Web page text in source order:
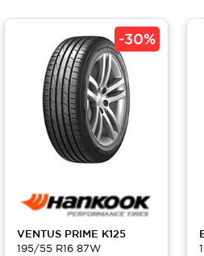
-30%
VENTUS PRIME K125
195/55 R16 87W